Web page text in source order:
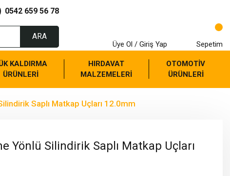
0542 659 56 78
ARA
Üye Ol / Giriş Yap Sepetim
KALDIRMA
ÜRÜNLERİ
HIRDAVAT
MALZEMELERİ
OTOMOTİV
ÜRÜNLERİ
Saplı Matkap Uçları 12.0mm
Yönlü Silindirik Saplı Matkap Uçları